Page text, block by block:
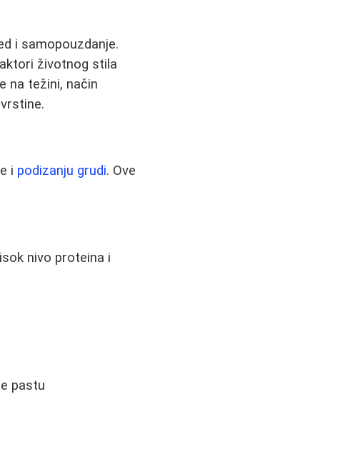
i samopouzdanje.
životnog stila
na težini, način
i podizanju grudi. Ove
nivo proteina i
pastu